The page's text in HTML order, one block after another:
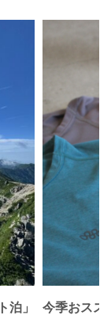
泊」
今季おスス